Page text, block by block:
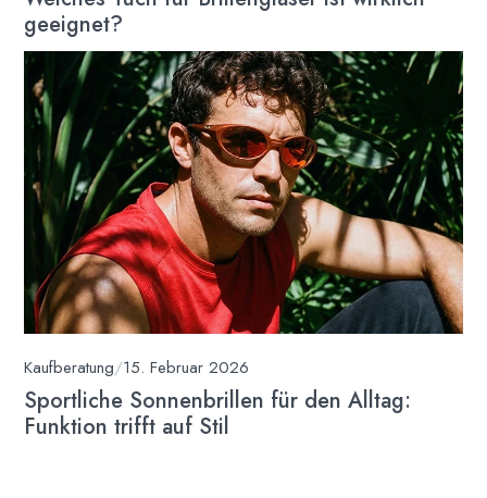
geeignet?
Kaufberatung/15. Februar 2026
Sportliche Sonnenbrillen für den Alltag:
Funktion trifft auf Stil